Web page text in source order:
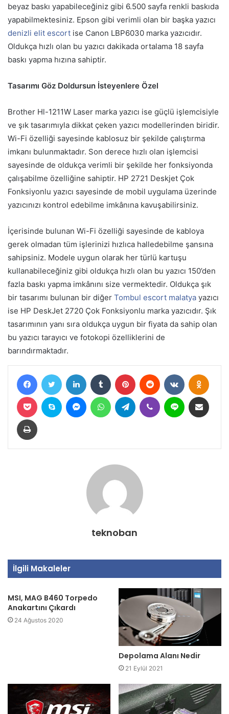
beyaz baskı yapabileceğiniz gibi 6.500 sayfa renkli baskıda
yapabilmektesiniz. Epson gibi verimli olan bir başka yazıcı
denizli elit escort ise Canon LBP6030 marka yazıcıdır.
Oldukça hızlı olan bu yazıcı dakikada ortalama 18 sayfa
baskı yapma hızına sahiptir.
Tasarımı Göz Doldursun İsteyenlere Özel
Brother Hl-1211W Laser marka yazıcı ise güçlü işlemcisiyle
ve şık tasarımıyla dikkat çeken yazıcı modellerinden biridir.
Wi-Fi özelliği sayesinde kablosuz bir şekilde çalıştırma
imkanı bulunmaktadır. Son derece hızlı olan işlemcisi
sayesinde de oldukça verimli bir şekilde her fonksiyonda
çalışabilme özelliğine sahiptir. HP 2721 Deskjet Çok
Fonksiyonlu yazıcı sayesinde de mobil uygulama üzerinde
yazıcınızı kontrol edebilme imkânına kavuşabilirsiniz.
İçerisinde bulunan Wi-Fi özelliği sayesinde de kabloya
gerek olmadan tüm işlerinizi hızlıca halledebilme şansına
sahipsiniz. Modele uygun olarak her türlü kartuşu
kullanabileceğiniz gibi oldukça hızlı olan bu yazıcı 150’den
fazla baskı yapma imkânını size vermektedir. Oldukça şık
bir tasarımı bulunan bir diğer Tombul escort malatya yazıcı
ise HP DeskJet 2720 Çok Fonksiyonlu marka yazıcıdır. Şık
tasarımının yanı sıra oldukça uygun bir fiyata da sahip olan
bu yazıcı tarayıcı ve fotokopi özelliklerini de
barındırmaktadır.
FacebookTwitter LinkedIn Tumblr Pinterest Reddit VKontakte
Pocket Skype MessengerWhatsAppTelegram Viber Line
Yazdır
teknoban
İlgili Makaleler
MSI, MAG B460 Torpedo
Anakartını Çıkardı
24 Ağustos 2020
Depolama Alanı Nedir
21 Eylül 2021